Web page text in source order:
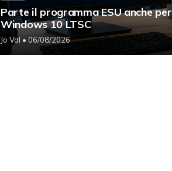
Parte il programma ESU anche per
Windows 10 LTSC
Jo Val • 06/08/2026